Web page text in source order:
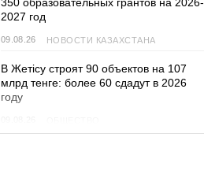
2027 год
09.08.26 НОВОСТИ КАЗАХСТАНА
В Жетісу строят 90 объектов на 107
млрд тенге: более 60 сдадут в 2026
году